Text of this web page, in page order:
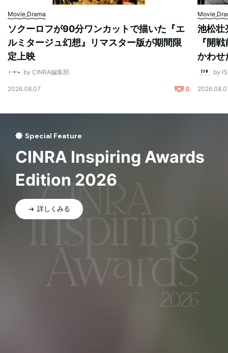
Movie,Drama
ソクーロフが90分ワンカットで描いた『エ
ルミタージュ幻想』リマスター版が期間限
定上映
by CINRA編集部
2026.08.07 0
池松壮
『開
かわせ
by
Special Feature
CINRA Inspiring Awards
Edition 2026
詳しくみる